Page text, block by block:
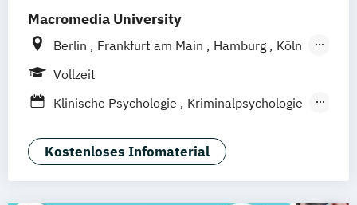
Macromedia University
Berlin Frankfurt am Main Hamburg
Köln
Leipzig
Vollzeit
Klinische Psychologie
Kriminalpsychologie
Wirtschaftspsychologie
Kostenloses Infomaterial